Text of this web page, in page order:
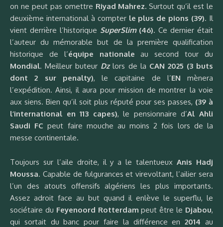
on ne peut pas omettre Riyad Mahrez. Surtout qu’il est le
deuxième international à compter le plus de pions (39). Il
vient derrière l’historique SuperSlim (46). Ce dernier était
l’auteur du mémorable but de la première qualification
historique de l’équipe nationale au second tour du
Mondial. Meilleur buteur Dz lors de la CAN 2025 (3 buts
dont 2 sur penalty), le capitaine de l’EN mènera
l’expédition. Ainsi, il aura pour mission de montrer la voie
aux siens. Bien qu’il soit plus réputé pour ses passes, (39 à
l’international en 113 capes), le pensionnaire d’Al Ahli
Saudi FCpeut faire mouche au moins 2 fois lors de la
messe continentale.
Toujours sur l’aile droite, il y a le talentueuxAnis Hadj
Moussa. Capable de fulgurances et virevoltant, l’ailier sera
l’un des atouts offensifs algériens les plus importants.
Assez adroit face au but quand il enlève le superflu, le
sociétaire du Feyenoord Rotterdampeut être le Djabou,
qui sortait du banc pour faire la différence en2014 au